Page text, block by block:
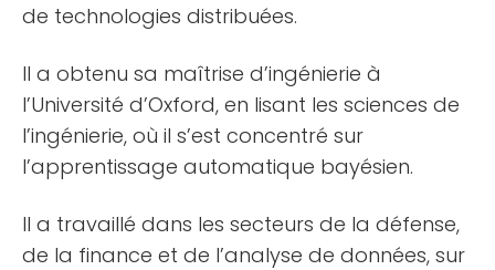
de technologies distribuées.
Il a obtenu sa maîtrise d’ingénierie à
l’Université d’Oxford, en lisant les sciences de
l’ingénierie, où il s’est concentré sur
l’apprentissage automatique bayésien.
Il a travaillé dans les secteurs de la défense,
de la finance et de l’analyse de données, sur